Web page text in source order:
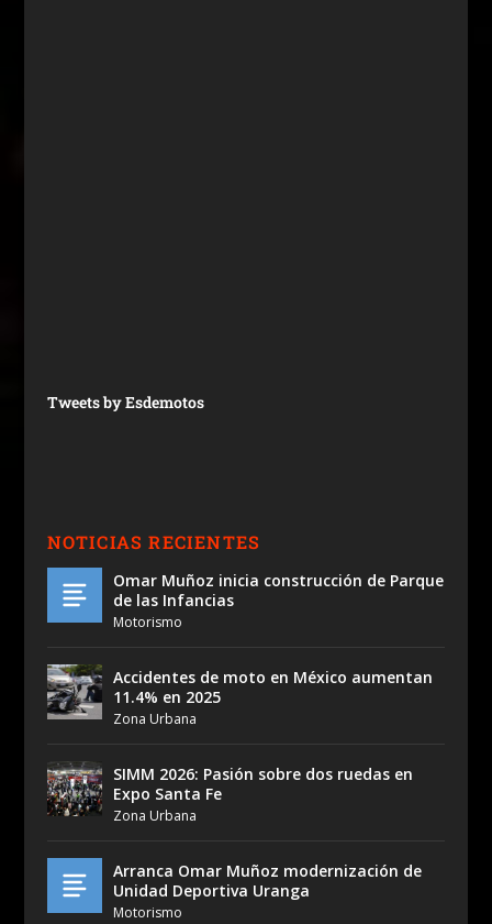
Tweets by Esdemotos
NOTICIAS RECIENTES
Omar Muñoz inicia construcción de Parque
de las Infancias
Motorismo
Accidentes de moto en México aumentan
11.4% en 2025
Zona Urbana
SIMM 2026: Pasión sobre dos ruedas en
Expo Santa Fe
Zona Urbana
Arranca Omar Muñoz modernización de
Unidad Deportiva Uranga
Motorismo